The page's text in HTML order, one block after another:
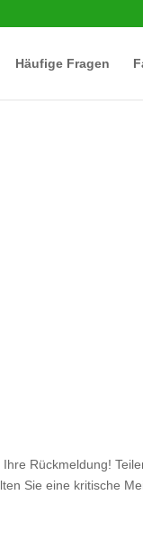
Häufige Fragen
Rückmeldung!
Sie eine kritische